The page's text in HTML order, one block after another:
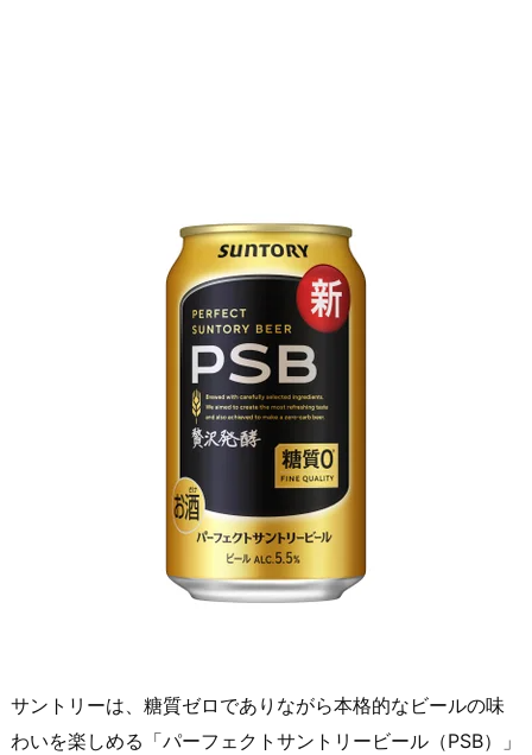
サントリーは、糖質ゼロでありながら本格的なビールの味
わいを楽しめる「パーフェクトサントリービール（PSB）」